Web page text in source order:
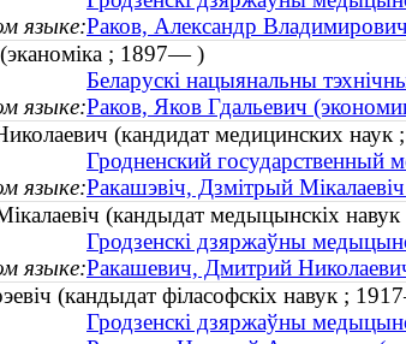
языке:Раков, Александр
; 1897— )
Беларускі нацыянальны
языке:Раков, Яков Гдальевич
(кандидат медицинских наук
Гродненский государственный
языке:Ракашэвіч, Дзмітрый
(кандыдат медыцынскіх навук ;
Гродзенскі дзяржаўны
языке:Ракашевич, Дмитрий
(кандыдат філасофскіх навук ;
Гродзенскі дзяржаўны